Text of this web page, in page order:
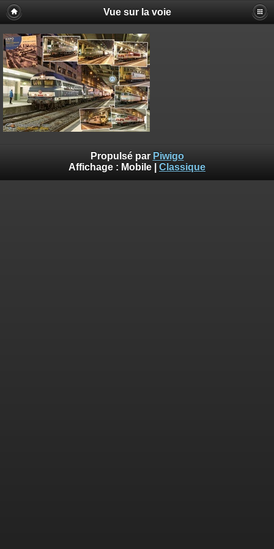
Vue sur la voie
Propulsé par Piwigo
Affichage : Mobile Classique